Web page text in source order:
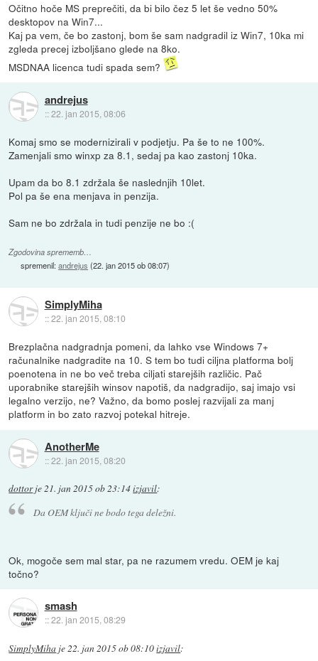
Očitno hoče MS preprečiti, da bi bilo čez 5 let še vedno 50%
desktopov na Win7...
Kaj pa vem, če bo zastonj, bom še sam nadgradil iz Win7, 10ka mi
zgleda precej izboljšano glede na 8ko.
MSDNAA licenca tudi spada sem?
andrejus
::22. jan 2015, 08:06
Komaj smo se modernizirali v podjetju. Pa še to ne 100%.
Zamenjali smo winxp za 8.1, sedaj pa kao zastonj 10ka.
Upam da bo 8.1 zdržala še naslednjih 10let.
Pol pa še ena menjava in penzija.
Sam ne bo zdržala in tudi penzije ne bo :(
Zgodovina sprememb…
spremenil:andrejus (22. jan 2015 ob 08:07)
SimplyMiha
::22. jan 2015, 08:10
Brezplačna nadgradnja pomeni, da lahko vse Windows 7+
računalnike nadgradite na 10. S tem bo tudi ciljna platforma bolj
poenotena in ne bo več treba ciljati starejših različic. Pač
uporabnike starejših winsov napotiš, da nadgradijo, saj imajo vsi
legalno verzijo, ne? Važno, da bomo poslej razvijali za manj
platform in bo zato razvoj potekal hitreje.
AnotherMe
::22. jan 2015, 08:20
dottorje21. jan 2015 ob 23:14izjavil:
Da OEM ključi ne bodo tega deležni.
Ok, mogoče sem mal star, pa ne razumem vredu. OEM je kaj
točno?
smash
::22. jan 2015, 08:29
SimplyMiha je22. jan 2015 ob 08:10izjavil: